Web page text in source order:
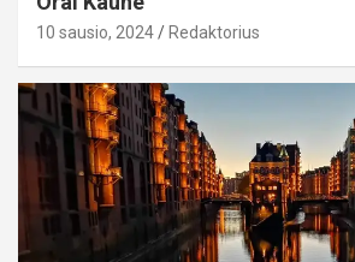
10 sausio, 2024 Redaktorius